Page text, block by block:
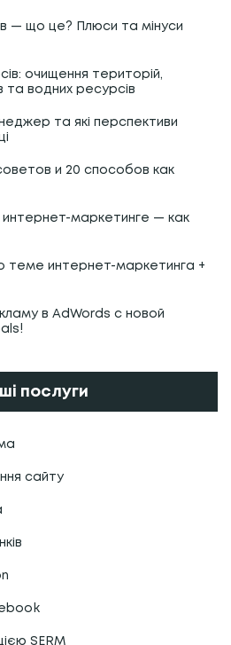
— що це? Плюси та мінуси
очищення територій,
та водних ресурсів
та які перспективи
и 20 способов как
маркетинге — как
теме интернет-маркетинга +
в AdWords с новой
послуги
сайту
SERM